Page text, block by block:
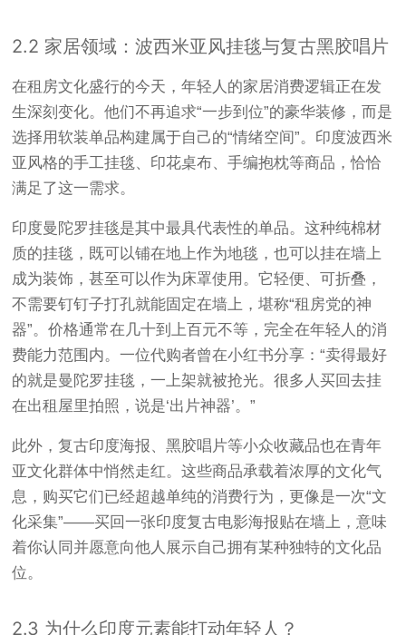
2.2 家居领域：波西米亚风挂毯与复古黑胶唱片
在租房文化盛行的今天，年轻人的家居消费逻辑正在发
生深刻变化。他们不再追求“一步到位”的豪华装修，而是
选择用软装单品构建属于自己的“情绪空间”。印度波西米
亚风格的手工挂毯、印花桌布、手编抱枕等商品，恰恰
满足了这一需求。
印度曼陀罗挂毯是其中最具代表性的单品。这种纯棉材
质的挂毯，既可以铺在地上作为地毯，也可以挂在墙上
成为装饰，甚至可以作为床罩使用。它轻便、可折叠，
不需要钉钉子打孔就能固定在墙上，堪称“租房党的神
器”。价格通常在几十到上百元不等，完全在年轻人的消
费能力范围内。一位代购者曾在小红书分享：“卖得最好
的就是曼陀罗挂毯，一上架就被抢光。很多人买回去挂
在出租屋里拍照，说是‘出片神器’。”
此外，复古印度海报、黑胶唱片等小众收藏品也在青年
亚文化群体中悄然走红。这些商品承载着浓厚的文化气
息，购买它们已经超越单纯的消费行为，更像是一次“文
化采集”——买回一张印度复古电影海报贴在墙上，意味
着你认同并愿意向他人展示自己拥有某种独特的文化品
位。
2.3 为什么印度元素能打动年轻人？